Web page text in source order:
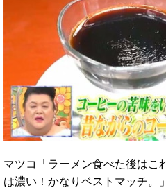
マツコ「ラーメン食べた後はこ
は濃い！かなりベストマッチ。」